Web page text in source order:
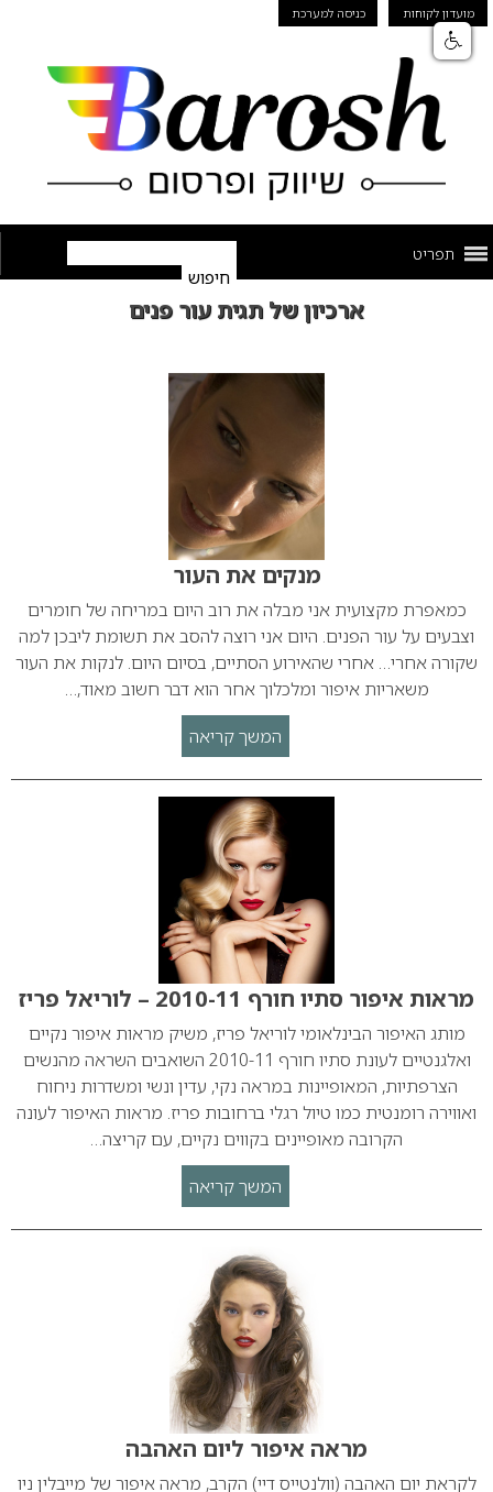
מועדון לקוחות כניסה למערכת
תפריט
ארכיון של תגית עור פנים
מנקים את העור
כמאפרת מקצועית אני מבלה את רוב היום במריחה של חומרים
וצבעים על עור הפנים. היום אני רוצה להסב את תשומת ליבכן למה
שקורה אחרי… אחרי שהאירוע הסתיים, בסיום היום. לנקות את העור
משאריות איפור ומלכלוך אחר הוא דבר חשוב מאוד,…
המשך קריאה
מראות איפור סתיו חורף 2010-11 – לוריאל פריז
מותג האיפור הבינלאומי לוריאל פריז, משיק מראות איפור נקיים
ואלגנטיים לעונת סתיו חורף 2010-11 השואבים השראה מהנשים
הצרפתיות, המאופיינות במראה נקי, עדין ונשי ומשדרות ניחוח
ואווירה רומנטית כמו טיול רגלי ברחובות פריז. מראות האיפור לעונה
הקרובה מאופיינים בקווים נקיים, עם קריצה…
המשך קריאה
מראה איפור ליום האהבה
לקראת יום האהבה (וולנטייס דיי) הקרב, מראה איפור של מייבלין ניו